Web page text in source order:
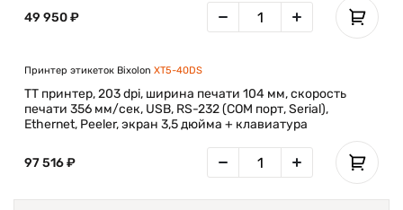
49 950 ₽
Принтер этикеток Bixolon XT5-40DS
TT принтер, 203 dpi, ширина печати 104 мм, скорость
печати 356 мм/сек, USB, RS-232 (COM порт, Serial),
Ethernet, Peeler, экран 3,5 дюйма + клавиатура
97 516 ₽